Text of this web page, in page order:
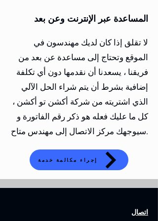
المساعدة عبر الإنترنت وعن بعد
لا تقلق إذا كان لديك مهندسون في
الموقع وتحتاج إلى مساعدة عن بعد من
فريقنا ، يسعدنا أن نقدمها دون أي تكلفة
إضافية بشرط أن يتم شراء الحل الآلي
الذي اشتريته من شركة أكشن تو أكشن ،
كل ما عليك فعله هو ذكر رقم الفاتورة و
سيوجهك مركز الاتصال إلى مهندس متاح.
إجراء مكالمة خدمة
اتصال